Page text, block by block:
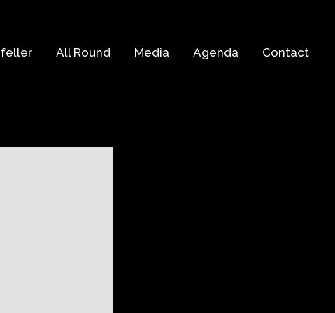
All Round Media Agenda Contact